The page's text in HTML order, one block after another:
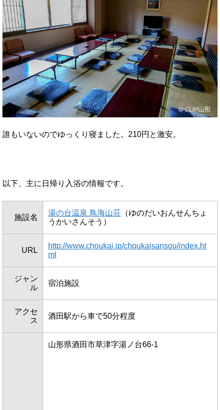
誰もいないのでゆっくり寝ました。210円と激安。
以下、主に日帰り入浴の情報です。
施設名
湯の台温泉 鳥海山荘 （ゆのだいおんせんちょ
うかいさんそう）
URL
http://www.choukai.jp/choukaisansou/index.ht
ml
ジャン
ル
宿泊施設
アクセ
ス
酒田駅から車で50分程度
山形県酒田市草津字湯ノ台66-1